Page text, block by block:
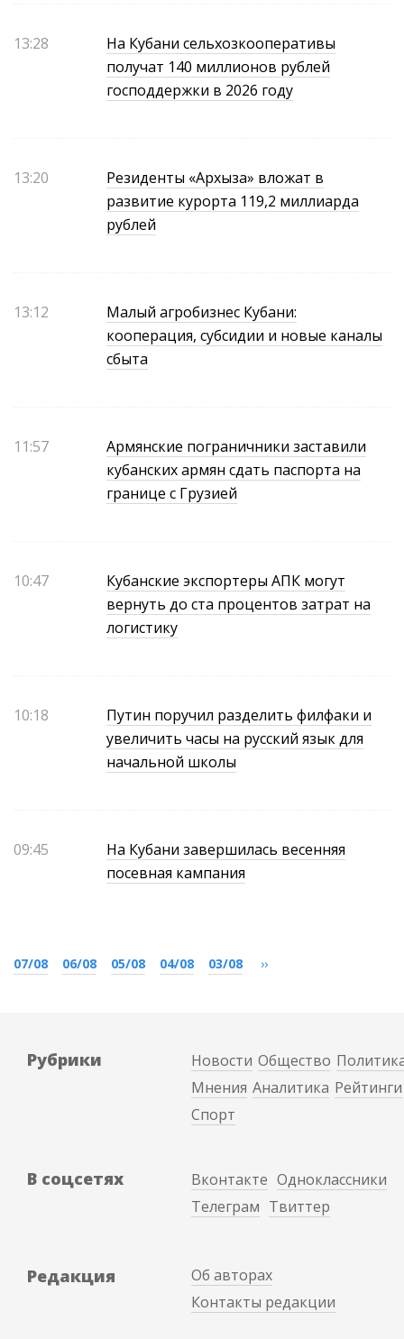
13:28
На Кубани сельхозкооперативы
получат 140 миллионов рублей
господдержки в 2026 году
13:20
Резиденты «Архыза» вложат в
развитие курорта 119,2 миллиарда
рублей
13:12
Малый агробизнес Кубани:
кооперация, субсидии и новые каналы
сбыта
11:57
Армянские пограничники заставили
кубанских армян сдать паспорта на
границе с Грузией
10:47
Кубанские экспортеры АПК могут
вернуть до ста процентов затрат на
логистику
10:18
Путин поручил разделить филфаки и
увеличить часы на русский язык для
начальной школы
09:45
На Кубани завершилась весенняя
посевная кампания
07/08 06/08 05/08 04/08 03/08 ››
Рубрики Новости Общество
Мнения Аналитика Рейтинги
Спорт
В соцсетях Вконтакте Одноклассники
Телеграм Твиттер
Редакция
Об авторах
Контакты редакции